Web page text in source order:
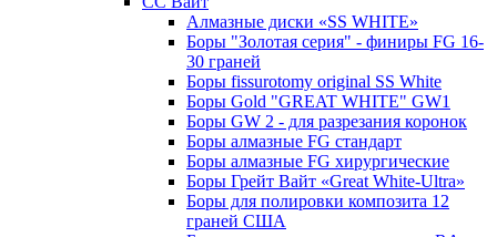
Алмазные диски «SS WHITE»
Боры "Золотая серия" - финиры FG 16-
30 граней
Боры fissurotomy original SS White
Боры Gold "GREAT WHITE" GW1
Боры GW 2 - для разрезания коронок
Боры алмазные FG стандарт
Боры алмазные FG хирургические
Боры Грейт Вайт «Great White-Ultra»
Боры для полировки композита 12
граней США